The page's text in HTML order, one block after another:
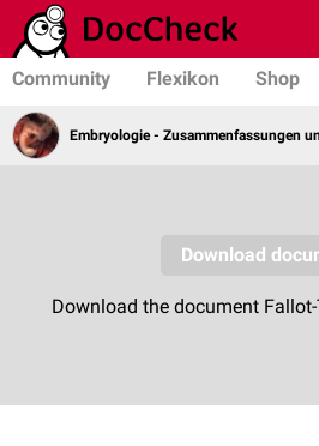
Community Flexikon Shop
Embryologie - Zusammenfassungen